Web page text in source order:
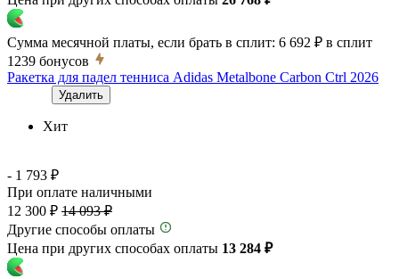
Сумма месячной платы, если брать в сплит: 6 692 ₽ в сплит
1239 бонусов
Ракетка для падел тенниса Adidas Metalbone Carbon Ctrl 2026
Удалить
Хит
- 1 793 ₽
При оплате наличными
12 300 ₽ 14 093 ₽
Другие способы оплаты
Цена при других способах оплаты 13 284 ₽